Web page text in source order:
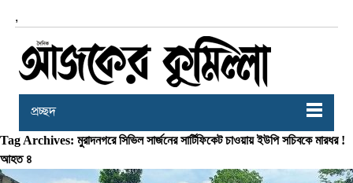
,
প্রচ্ছদ
Tag Archives: মুরাদনগরে সিভিল সার্জনের সার্টিফিকেট চাওয়ায় ইউপি সচিবকে মারধর !
আহত ৪